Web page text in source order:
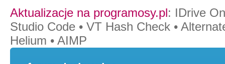
Aktualizacje na programosy.pl: IDrive
Studio Code • VT Hash Check •
Helium • AIMP